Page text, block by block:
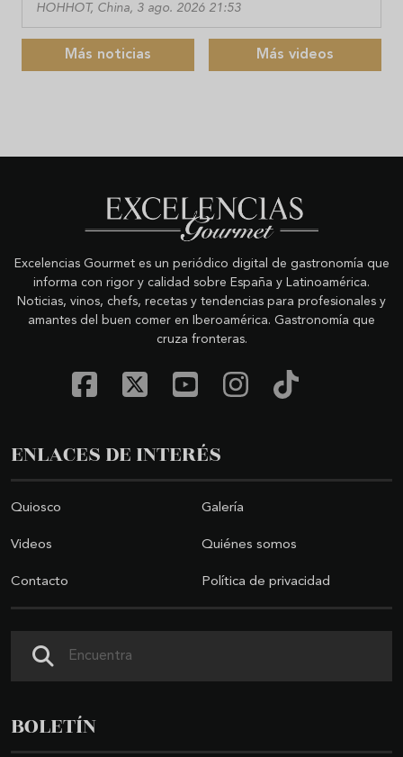
HOHHOT, China, 3 ago. 2026 21:53
Más noticias Más videos
Excelencias Gourmet es un periódico digital de gastronomía que
informa con rigor y calidad sobre España y Latinoamérica.
Noticias, vinos, chefs, recetas y tendencias para profesionales y
amantes del buen comer en Iberoamérica. Gastronomía que
cruza fronteras.
ENLACES DE INTERÉS
Quiosco Galería
Videos Quiénes somos
Contacto Política de privacidad
BOLETÍN